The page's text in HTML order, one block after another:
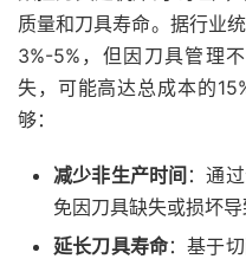
质量和刀具寿命。据行业
3%-5%，但因刀具管理
失，可能高达总成本的
够：
减少非生产时间 ：通
免因刀具缺失或损坏导
延长刀具寿命：基于